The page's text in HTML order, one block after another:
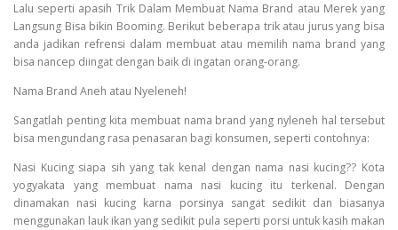
Lalu seperti apasih Trik Dalam Membuat Nama Brand atau Merek yang
Langsung Bisa bikin Booming. Berikut beberapa trik atau jurus yang bisa
anda jadikan refrensi dalam membuat atau memilih nama brand yang
bisa nancep diingat dengan baik di ingatan orang-orang.
Nama Brand Aneh atau Nyeleneh!
Sangatlah penting kita membuat nama brand yang nyleneh hal tersebut
bisa mengundang rasa penasaran bagi konsumen, seperti contohnya:
Nasi Kucing siapa sih yang tak kenal dengan nama nasi kucing?? Kota
yogyakata yang membuat nama nasi kucing itu terkenal. Dengan
dinamakan nasi kucing karna porsinya sangat sedikit dan biasanya
menggunakan lauk ikan yang sedikit pula seperti porsi untuk kasih makan